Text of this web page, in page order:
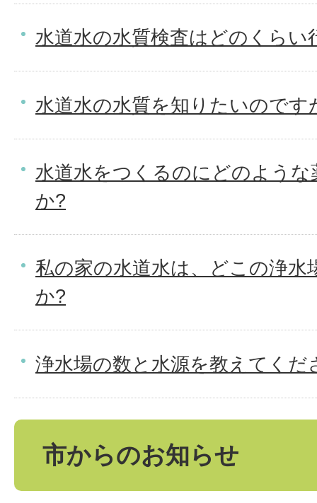
水道水の水質検査はどのくらい
水道水の水質を知りたいのです
水道水をつくるのにどのよう
か?
私の家の水道水は、どこの浄
か?
浄水場の数と水源を教えてくだ
市からのお知らせ